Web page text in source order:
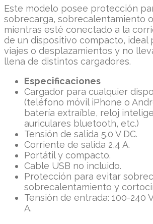
Este modelo posee protección
sobrecarga, sobrecalentamiento
mientras esté conectado a la
de un dispositivo compacto, ideal
viajes o desplazamientos y no
llena de distintos cargadores.
Especificaciones
Cargador para cualquier
(teléfono móvil iPhone o
batería extraíble, reloj
auriculares bluetooth, etc.)
Tensión de salida 5.0 V DC.
Corriente de salida 2,4 A.
Portátil y compacto.
Cable USB no incluido.
Protección para evitar
sobrecalentamiento y
Tensión de entrada: 100-240
A.